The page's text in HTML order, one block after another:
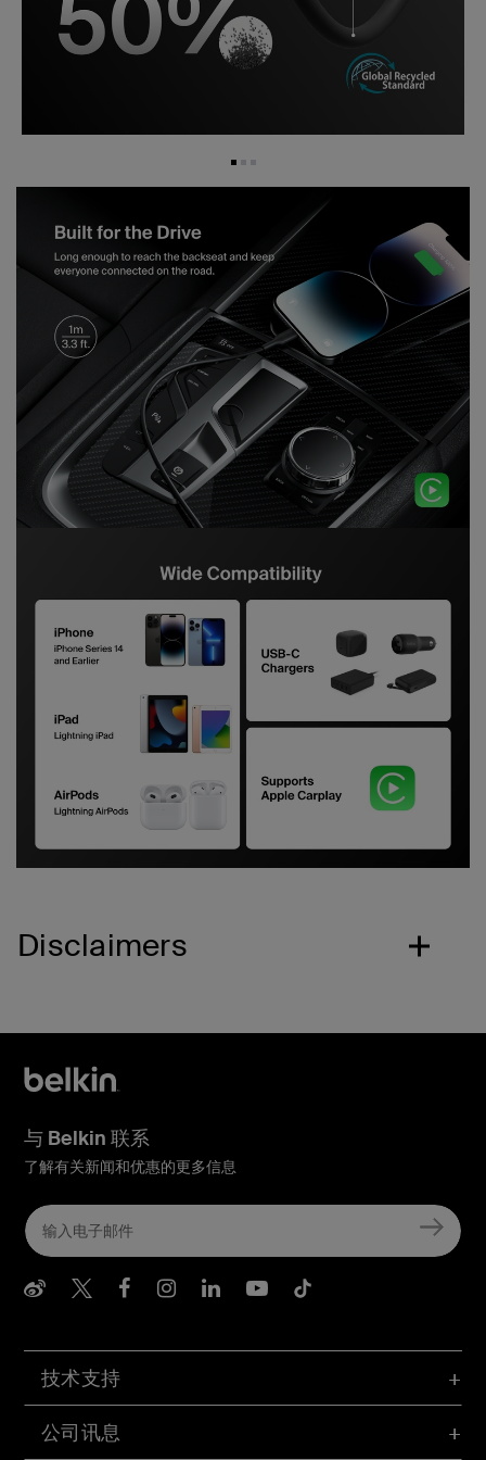
Disclaimers
技术支持
公司讯息
与 Belkin 联系
了解有关新闻和优惠的更多信息
Belkin Weibo
Belkin Twitter
Belkin Facebook
Belkin Instagram
Belkin LInkedIn
Belkin Youtube
Belkin